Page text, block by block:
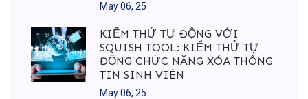
May 06, 25
KIỂM THỬ TỰ ĐỘNG VỚI
SQUISH TOOL: KIỂM THỬ TỰ
ĐỘNG CHỨC NĂNG XÓA THÔNG
TIN SINH VIÊN
May 06, 25